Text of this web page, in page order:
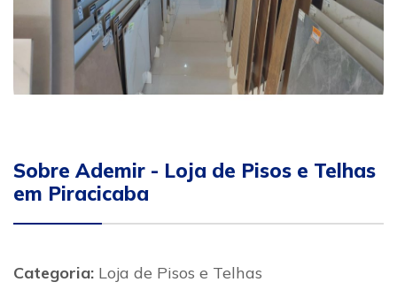
Sobre Ademir - Loja de Pisos e Telhas
em Piracicaba
Categoria: Loja de Pisos e Telhas